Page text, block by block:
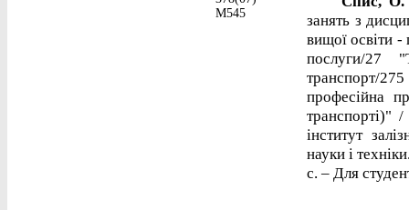
М545
занять з
вищої освіти -
послуги/27
транспорт/
професійна
транспорті)"
інститут
науки і
с. – Для